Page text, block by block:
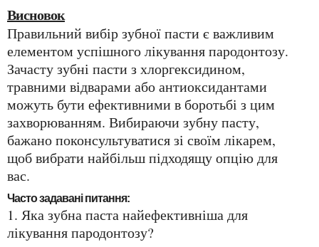
Висновок
Правильний вибір зубної пасти є важливим
елементом успішного лікування пародонтозу.
Зачасту зубні пасти з хлоргексидином,
травними відварами або антиоксидантами
можуть бути ефективними в боротьбі з цим
захворюванням. Вибираючи зубну пасту,
бажано поконсультуватися зі своїм лікарем,
щоб вибрати найбільш підходящу опцію для
вас.
Часто задавані питання:
1. Яка зубна паста найефективніша для
лікування пародонтозу?